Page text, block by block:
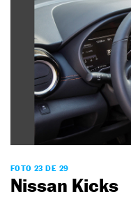
FOTO 23 DE 29
Nissan Kicks